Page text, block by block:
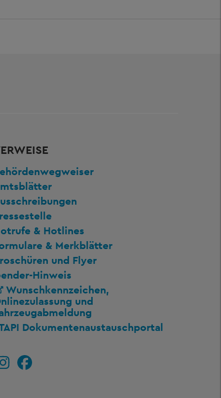
& Hotlines
& Merkblätter
und Flyer
Hinweis
Wunschkennzeichen,
und
Dokumentenaustauschportal